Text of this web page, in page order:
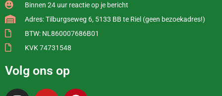
Binnen 24 uur reactie op je bericht
Adres: Tilburgseweg 6, 5133 BB te Riel (geen bezoekadres!)
BTW: NL860007686B01
KVK 74731548
Volg ons op